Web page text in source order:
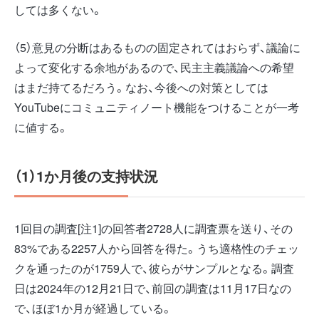
しては多くない。
（5）意見の分断はあるものの固定されてはおらず、議論に
よって変化する余地があるので、民主主義議論への希望
はまだ持てるだろう。なお、今後への対策としては
YouTubeにコミュニティノート機能をつけることが一考
に値する。
（1）1か月後の支持状況
1回目の調査[注1]の回答者2728人に調査票を送り、その
83%である2257人から回答を得た。うち適格性のチェッ
クを通ったのが1759人で、彼らがサンプルとなる。調査
日は2024年の12月21日で、前回の調査は11月17日なの
で、ほぼ1か月が経過している。